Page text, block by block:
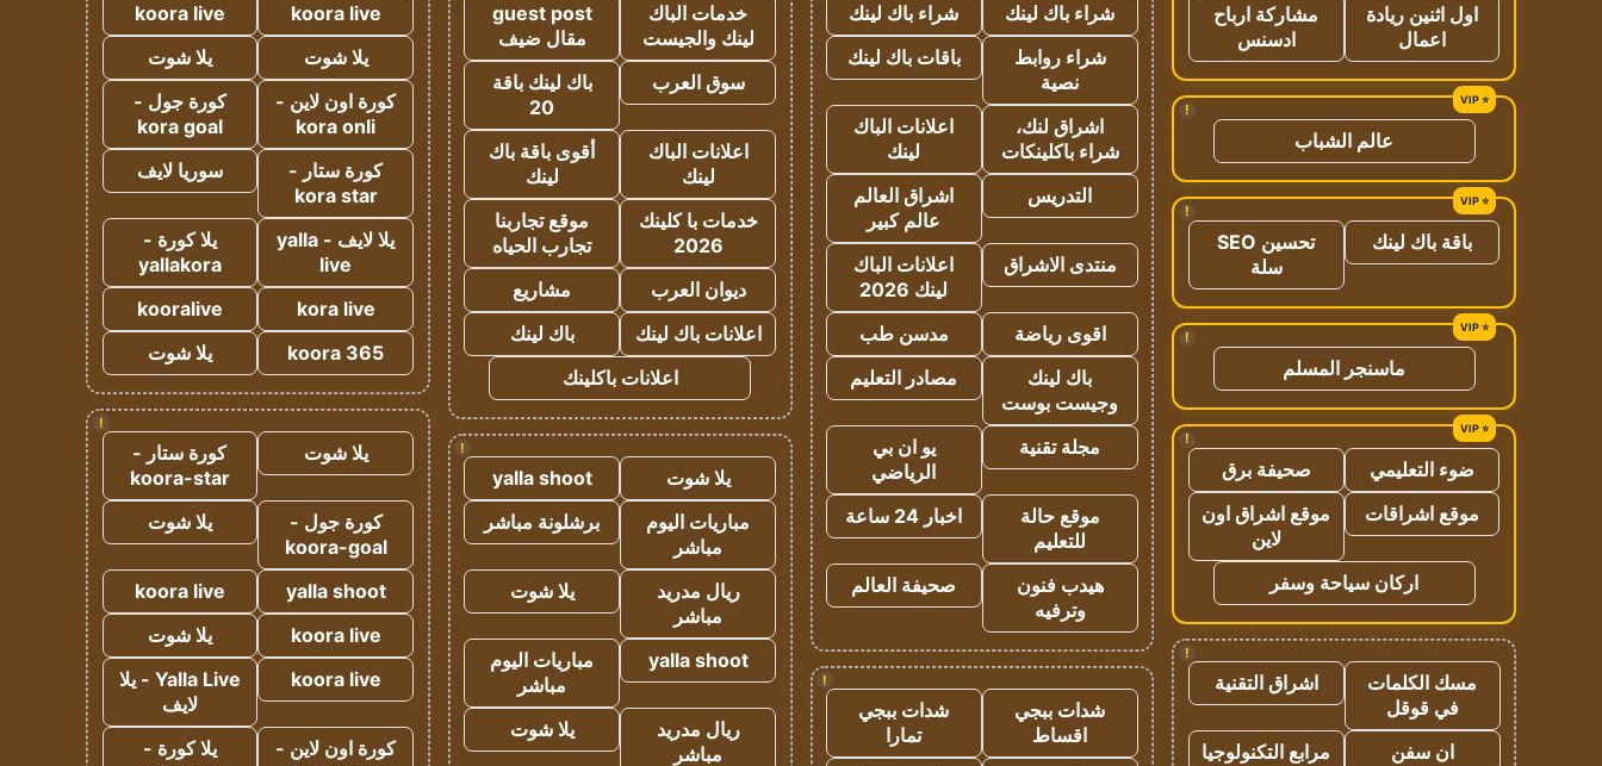
اول اثنين ريادة
اعمال
مشاركة ارباح
ادسنس
!
عالم الشباب
!
باقة باك لينك
تحسين SEO
سلة
!
ماسنجر المسلم
!
ضوء التعليمي
صحيفة برق
موقع اشراقات
موقع اشراق اون
لاين
اركان سياحة وسفر
!
مسك الكلمات
في قوقل
اشراق التقنية
ان سفن
مرابع التكنولوجيا
شراء باك لينك
شراء باك لينك
شراء روابط
نصية
باقات باك لينك
اشراق لنك،
شراء باكلينكات
اعلانات الباك
لينك
التدريس
اشراق العالم
عالم كبير
منتدى الاشراق
اعلانات الباك
لينك 2026
اقوى رياضة
مدسن طب
باك لينك
وجيست بوست
مصادر التعليم
مجلة تقنية
يو ان بي
الرياضي
موقع حالة
للتعليم
اخبار 24 ساعة
هيدب فنون
وترفيه
صحيفة العالم
!
شدات ببجي
اقساط
شدات ببجي
تمارا
خدمات الباك
لينك والجيست
guest post
مقال ضيف
سوق العرب
باك لينك باقة
20
اعلانات الباك
لينك
أقوى باقة باك
لينك
خدمات با كلينك
2026
موقع تجاربنا
تجارب الحياه
ديوان العرب
مشاريع
اعلانات باك لينك
باك لينك
اعلانات باكلينك
!
يلا شوت
yalla shoot
مباريات اليوم
مباشر
برشلونة مباشر
ريال مدريد
مباشر
يلا شوت
yalla shoot
مباريات اليوم
مباشر
ريال مدريد
مباشر
يلا شوت
koora live
koora live
يلا شوت
يلا شوت
كورة اون لاين -
kora onli
كورة جول -
kora goal
كورة ستار -
kora star
سوريا لايف
يلا لايف - yalla
live
يلا كورة -
yallakora
kora live
kooralive
koora 365
يلا شوت
!
يلا شوت
كورة ستار -
koora-star
كورة جول -
koora-goal
يلا شوت
yalla shoot
koora live
koora live
يلا شوت
koora live
Yalla Live - يلا
لايف
كورة اون لاين -
يلا كورة -